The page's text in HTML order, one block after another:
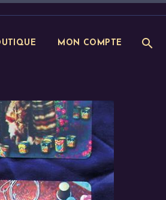
MON COMPTE